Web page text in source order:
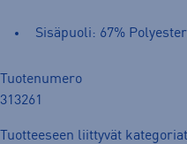
Sisäpuoli: 67%
Tuotenumero
313261
Tuotteeseen liittyvät kategoriat